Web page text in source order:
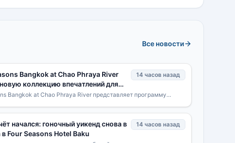
Все новости
Bangkok at Chao Phraya River
коллекцию впечатлений для
Unlocked»
14 часов назад
Bangkok at Chao Phraya River представляет программу
начался: гоночный уикенд снова в
Four Seasons Hotel Baku
14 часов назад